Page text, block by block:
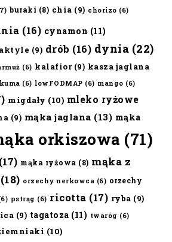
buraki (8) chia (9) chorizo (6)
(16) cynamon (11)
(9) drób (16) dynia (22)
(6) kalafior(9) kasza jaglana
(6) lowFODMAP (6) mango (6)
migdały (10) mleko ryżowe
(9) mąka jaglana (13) mąka
orkiszowa (71)
(17) mąka ryżowa (8) mąka z
(18) orzechy nerkowca (6) orzechy
pstrąg (6) ricotta (17) ryba (9)
(9) tagatoza (11) twaróg (6)
(10)